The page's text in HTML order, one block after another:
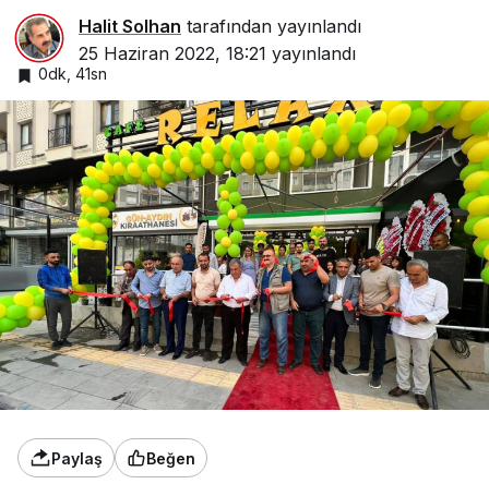
Halit Solhan tarafından yayınlandı
25 Haziran 2022, 18:21 yayınlandı
0dk, 41sn
Paylaş Beğen